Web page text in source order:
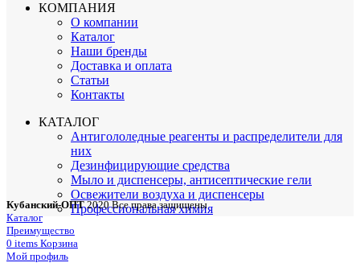
КОМПАНИЯ
О компании
Каталог
Наши бренды
Доставка и оплата
Статьи
Контакты
КАТАЛОГ
Антигололедные реагенты и распределители для
них
Дезинфицирующие средства
Мыло и диспенсеры, антисептические гели
Освежители воздуха и диспенсеры
Профессиональная химия
Кубанский-ОПТ 2020 Все права защищены
Каталог
Преимущество
0 items Корзина
Мой профиль